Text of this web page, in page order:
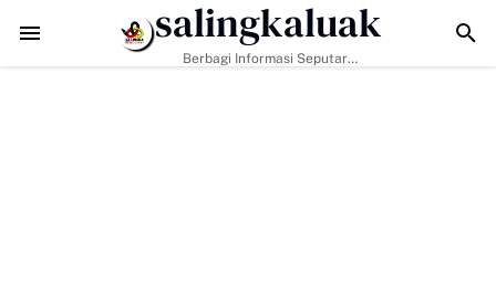
Data Sosial Jadi Kunci, Hj. Aida Dorong Nagari Aktif Pastikan Warga
salingkaluak
Berbagi Informasi Seputar